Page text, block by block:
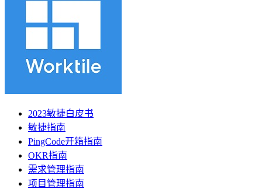
2023敏捷白皮书
敏捷指南
PingCode开箱指南
OKR指南
需求管理指南
项目管理指南